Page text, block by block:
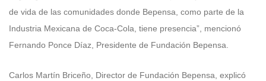
de vida de las comunidades donde Bepensa, como parte de la
Industria Mexicana de Coca-Cola, tiene presencia”, mencionó
Fernando Ponce Díaz, Presidente de Fundación Bepensa.
Carlos Martín Briceño, Director de Fundación Bepensa, explicó